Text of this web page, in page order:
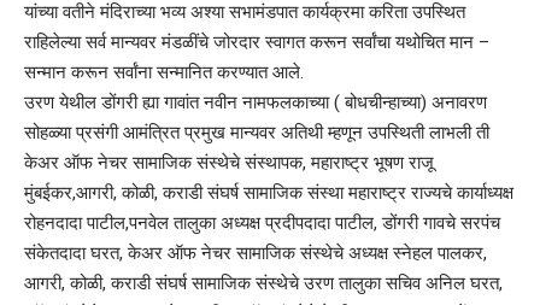
यांच्या वतीने मंदिराच्या भव्य अश्या सभामंडपात कार्यक्रमा करिता उपस्थित
राहिलेल्या सर्व मान्यवर मंडळींचे जोरदार स्वागत करून सर्वांचा यथोचित मान –
सन्मान करून सर्वांना सन्मानित करण्यात आले.
उरण येथील डोंगरी ह्या गावांत नवीन नामफलकाच्या ( बोधचीन्हाच्या) अनावरण
सोहळ्या प्रसंगी आमंत्रित प्रमुख मान्यवर अतिथी म्हणून उपस्थिती लाभली ती
केअर ऑफ नेचर सामाजिक संस्थेचे संस्थापक, महाराष्ट्र भूषण राजू
मुंबईकर,आगरी, कोळी, कराडी संघर्ष सामाजिक संस्था महाराष्ट्र राज्यचे कार्याध्यक्ष
रोहनदादा पाटील,पनवेल तालुका अध्यक्ष प्रदीपदादा पाटील, डोंगरी गावचे सरपंच
संकेतदादा घरत, केअर ऑफ नेचर सामाजिक संस्थेचे अध्यक्ष स्नेहल पालकर,
आगरी, कोळी, कराडी संघर्ष सामाजिक संस्थेचे उरण तालुका सचिव अनिल घरत,